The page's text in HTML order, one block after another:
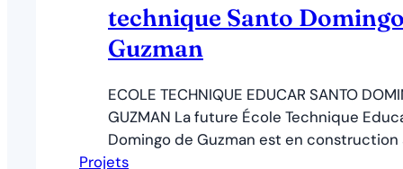
technique Santo
Guzman
ECOLE TECHNIQUE EDUCAR SANTO
GUZMAN La future École Technique
Domingo de Guzman est en construction
du plus grand projet de construction
Projets